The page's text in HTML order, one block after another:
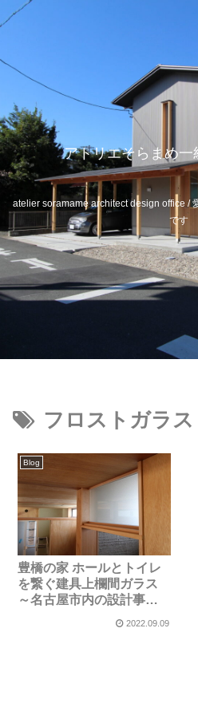
アトリエそらまめ
atelier soramame architect design office /
です
フロストガラス
Blog
豊橋の家 ホールとトイレ
を繋ぐ建具上欄間ガラス
～名古屋市内の設計事務
2022.09.09